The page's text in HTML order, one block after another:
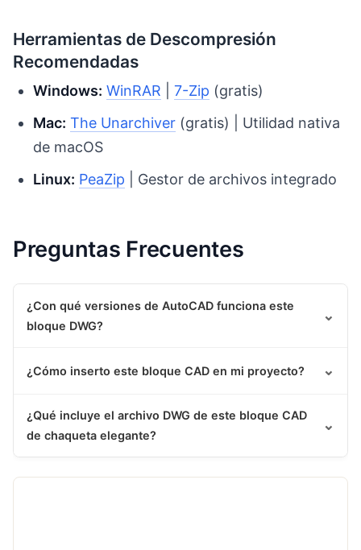
Herramientas de Descompresión
Recomendadas
Windows: WinRAR |7-Zip (gratis)
Mac: The Unarchiver (gratis) | Utilidad nativa
de macOS
Linux: PeaZip | Gestor de archivos integrado
Preguntas Frecuentes
¿Con qué versiones de AutoCAD funciona este
bloque DWG?
⌄
¿Cómo inserto este bloque CAD en mi proyecto? ⌄
¿Qué incluye el archivo DWG de este bloque CAD
de chaqueta elegante?
⌄